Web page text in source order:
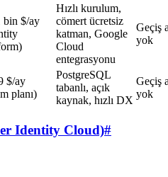
bin $/ay
Hızlı kurulum,
cömert ücretsiz
katman, Google
Cloud
entegrasyonu
Geçiş
yok
$/ay
planı)
PostgreSQL
tabanlı, açık
kaynak, hızlı DX
Geçiş
yok
Identity Cloud)#